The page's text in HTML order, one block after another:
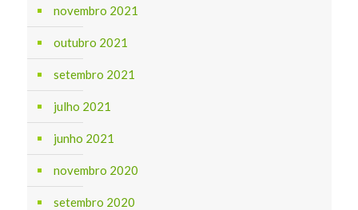
novembro 2021
outubro 2021
setembro 2021
julho 2021
junho 2021
novembro 2020
setembro 2020